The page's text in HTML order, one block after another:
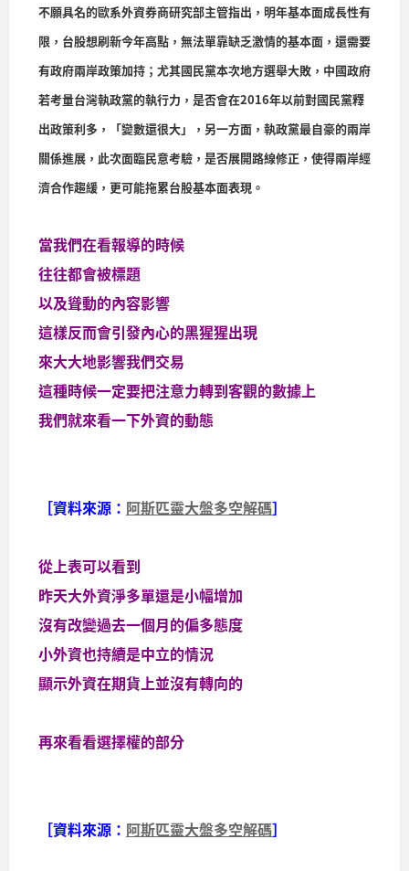
不願具名的歐系外資券商研究部主管指出，明年基本面成長性有
限，台股想刷新今年高點，無法單靠缺乏激情的基本面，還需要
有政府兩岸政策加持；尤其國民黨本次地方選舉大敗，中國政府
若考量台灣執政黨的執行力，是否會在2016年以前對國民黨釋
出政策利多，「變數還很大」，另一方面，執政黨最自豪的兩岸
關係進展，此次面臨民意考驗，是否展開路線修正，使得兩岸經
濟合作趨緩，更可能拖累台股基本面表現。
當我們在看報導的時候
往往都會被標題
以及聳動的內容影響
這樣反而會引發內心的黑猩猩出現
來大大地影響我們交易
這種時候一定要把注意力轉到客觀的數據上
我們就來看一下外資的動態
［資料來源： 阿斯匹靈大盤多空解碼］
從上表可以看到
昨天大外資淨多單還是小幅增加
沒有改變過去一個月的偏多態度
小外資也持續是中立的情況
顯示外資在期貨上並沒有轉向的
再來看看選擇權的部分
［資料來源： 阿斯匹靈大盤多空解碼］